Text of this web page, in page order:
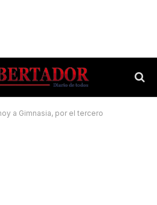
a Gimnasia, por el tercero